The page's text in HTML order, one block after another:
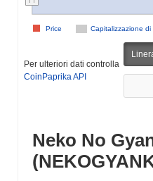
Capitalizzazione di
Price
Per ulteriori dati controlla
CoinPaprika API
Neko No